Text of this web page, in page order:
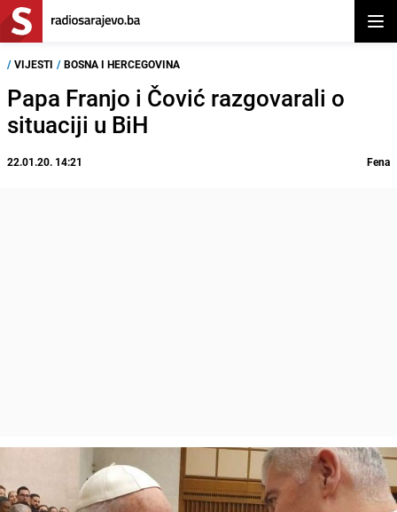
/ VIJESTI / BOSNA I HERCEGOVINA
Papa Franjo i Čović razgovarali o
situaciji u BiH
22.01.20. 14:21 Fena